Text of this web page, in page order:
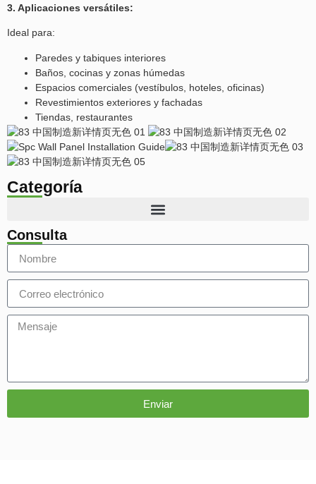
3. Aplicaciones versátiles:
Ideal para:
Paredes y tabiques interiores
Baños, cocinas y zonas húmedas
Espacios comerciales (vestíbulos, hoteles, oficinas)
Revestimientos exteriores y fachadas
Tiendas, restaurantes
Categoría
Consulta
Enviar